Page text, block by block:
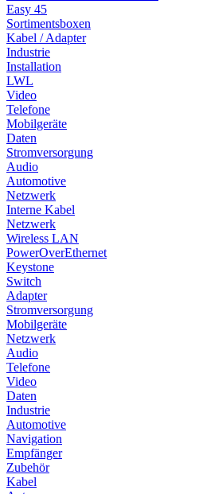
Easy 45
Sortimentsboxen
Kabel / Adapter
Industrie
Installation
LWL
Video
Telefone
Mobilgeräte
Daten
Stromversorgung
Audio
Automotive
Netzwerk
Interne Kabel
Netzwerk
Wireless LAN
PowerOverEthernet
Keystone
Switch
Adapter
Stromversorgung
Mobilgeräte
Netzwerk
Audio
Telefone
Video
Daten
Industrie
Automotive
Navigation
Empfänger
Zubehör
Kabel